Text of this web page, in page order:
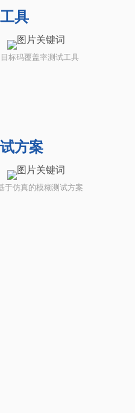
具
标码覆盖率测试工具
方案
于仿真的模糊测试方案